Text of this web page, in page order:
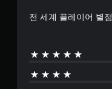
전 세계 플레이어 별점